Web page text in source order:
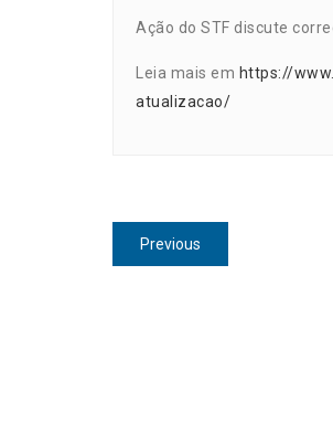
Ação do STF discute
Leia mais em https://
atualizacao/
Navegação
de
Previous
post: